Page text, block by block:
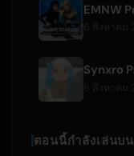
ตอนนี้กำลังเล่นบน